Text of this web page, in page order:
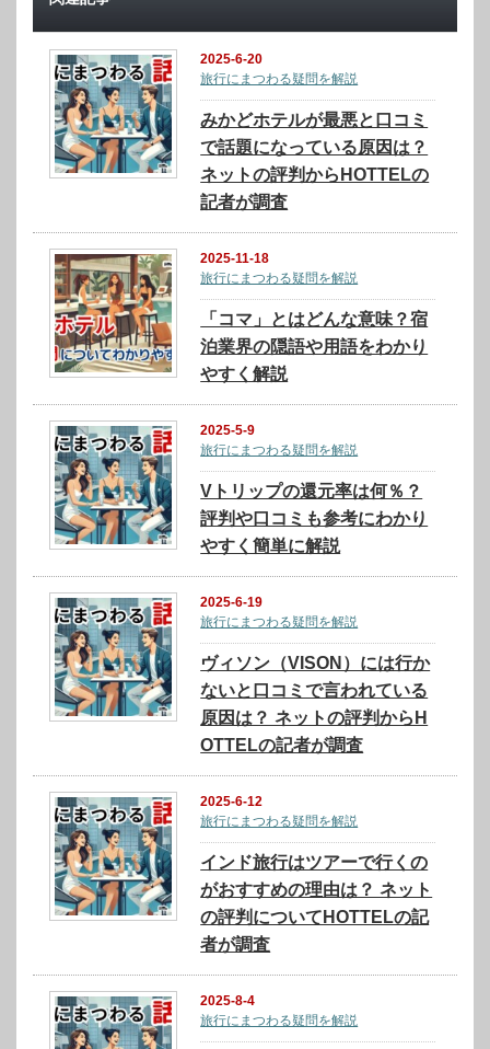
2025-6-20
旅行にまつわる疑問を解説
みかどホテルが最悪と口コミ
で話題になっている原因は？
ネットの評判からHOTTELの
記者が調査
2025-11-18
旅行にまつわる疑問を解説
「コマ」とはどんな意味？宿
泊業界の隠語や用語をわかり
やすく解説
2025-5-9
旅行にまつわる疑問を解説
Vトリップの還元率は何％？
評判や口コミも参考にわかり
やすく簡単に解説
2025-6-19
旅行にまつわる疑問を解説
ヴィソン（VISON）には行か
ないと口コミで言われている
原因は？ ネットの評判からH
OTTELの記者が調査
2025-6-12
旅行にまつわる疑問を解説
インド旅行はツアーで行くの
がおすすめの理由は？ ネット
の評判についてHOTTELの記
者が調査
2025-8-4
旅行にまつわる疑問を解説